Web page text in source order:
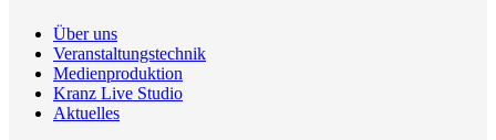
Über uns
Veranstaltungstechnik
Medienproduktion
Kranz Live Studio
Aktuelles